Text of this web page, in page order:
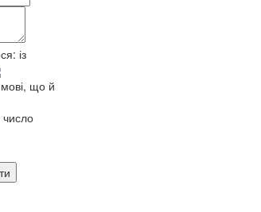
із
мові, що й
число